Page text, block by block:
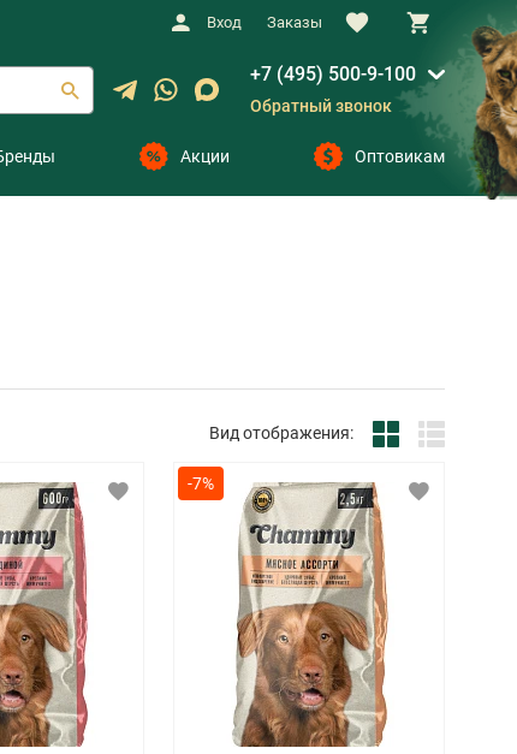
Вход Заказы
+7 (495) 500-9-100
Обратный звонок
Акции Оптовикам
Вид отображения:
-7%